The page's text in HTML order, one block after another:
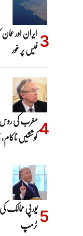
فیس پر غور
مغرب کی روس
کوششیں
یورپی ممالک
ٹرمپ